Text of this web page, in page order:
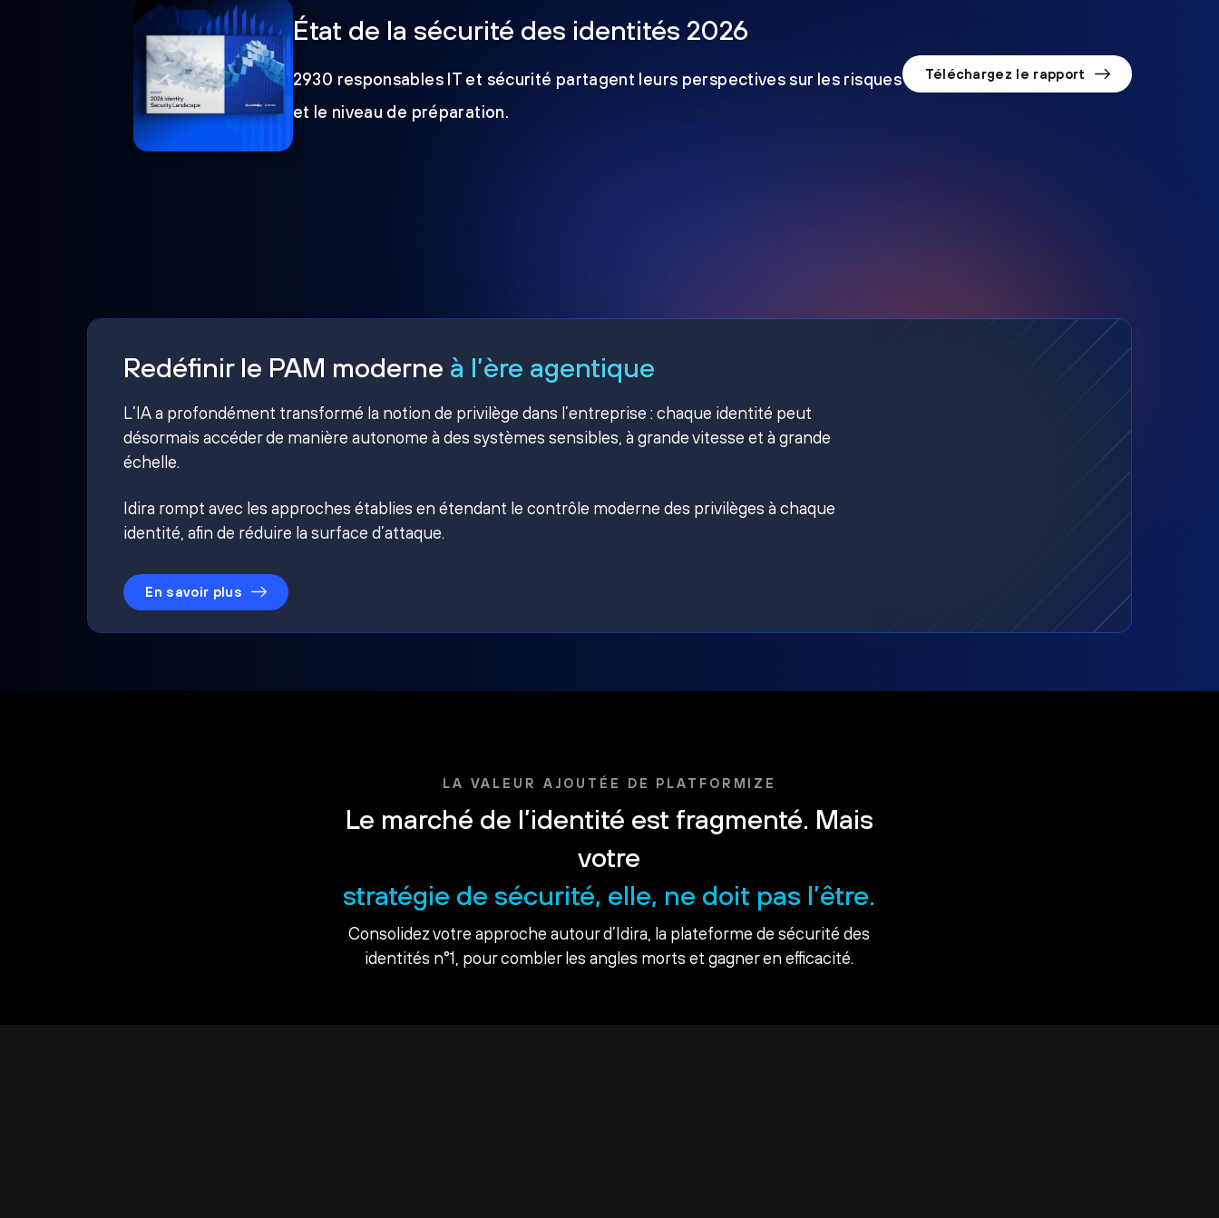
État de la sécurité des identités 2026
2930 responsables IT et sécurité partagent leurs perspectives sur les risques
et le niveau de préparation.
Téléchargez le rapport
Redéfinir le PAM moderne à l’ère agentique
L’IA a profondément transformé la notion de privilège dans l’entreprise : chaque identité peut
désormais accéder de manière autonome à des systèmes sensibles, à grande vitesse et à grande
échelle.
Idira rompt avec les approches établies en étendant le contrôle moderne des privilèges à chaque
identité, afin de réduire la surface d’attaque.
En savoir plus
LA VALEUR AJOUTÉE DE PLATFORMIZE
Le marché de l’identité est fragmenté. Mais
votre
stratégie de sécurité, elle, ne doit pas l’être.
Consolidez votre approche autour d’Idira, la plateforme de sécurité des
identités n°1, pour combler les angles morts et gagner en efficacité.